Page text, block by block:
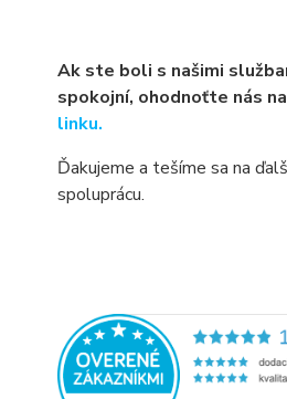
Ak ste boli s našimi
spokojní, ohodnoťte nás na
linku.
Ďakujeme a tešíme sa na
spoluprácu.